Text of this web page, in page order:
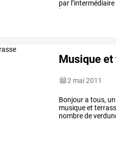
par l’intermédiaire
le
Musique
2 mai 2011
Bonjoura tous, un
musiqueet
nombrede